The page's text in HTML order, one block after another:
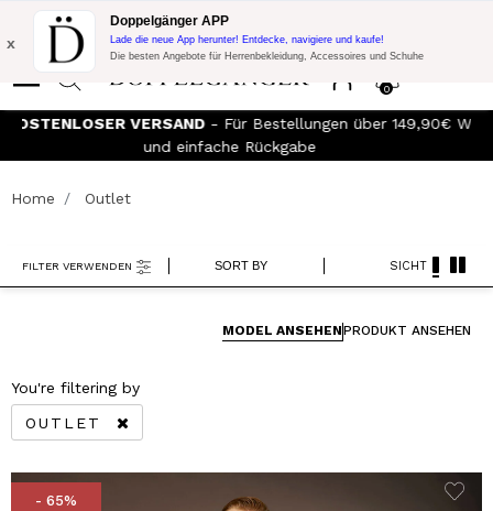
Blitzangebot:
10% Extra-Rabatt auf 300€ Einkauf mit Code:
DOPPEL300
0
x
Doppelgänger APP
Lade die neue App herunter! Entdecke, navigiere und kaufe!
Die besten Angebote für Herrenbekleidung, Accessoires und Schuhe
Werden Sie Mitglied imDoppelganger Club!Entdecken Sie
alle Vorteile undRabatte von bis zu -20%!
Home Outlet
SORT BY
FILTER VERWENDEN SICHT
MODEL ANSEHENPRODUKT ANSEHEN
You're filtering by
OUTLET
REMOVE FILTER CURRENTLY REFINED BY
- 65%